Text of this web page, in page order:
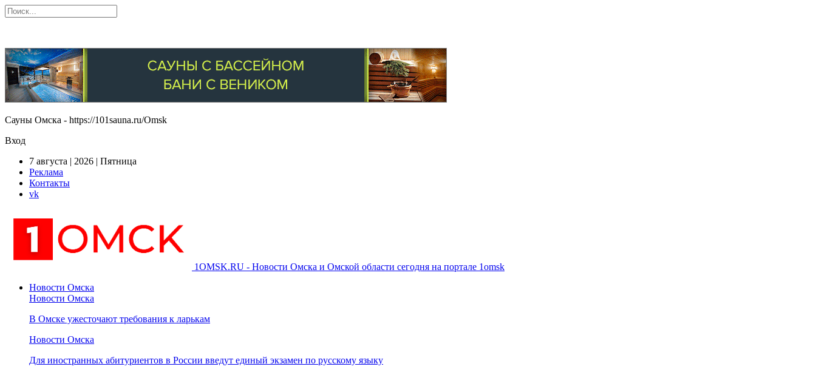
Сауны Омска - https://101sauna.ru/Omsk
Вход
7 августа | 2026 | Пятница
Реклама
Контакты
vk
1OMSK.RU - Новости Омска и Омской области сегодня на портале 1omsk
Новости Омска
Новости Омска
В Омске ужесточают требования к ларькам
Новости Омска
Для иностранных абитуриентов в России введут единый экзамен по русскому языку